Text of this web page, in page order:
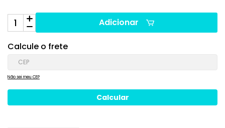
Adicionar
Calcule o frete
Não sei meu CEP